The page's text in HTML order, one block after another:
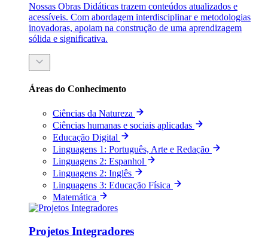
Nossas Obras Didáticas trazem conteúdos atualizados e
acessíveis. Com abordagem interdisciplinar e metodologias
inovadoras, apoiam na construção de uma aprendizagem
sólida e significativa.
Áreas do Conhecimento
Ciências da Natureza
Ciências humanas e sociais aplicadas
Educação Digital
Linguagens 1: Português, Arte e Redação
Linguagens 2: Espanhol
Linguagens 2: Inglês
Linguagens 3: Educação Física
Matemática
Projetos Integradores